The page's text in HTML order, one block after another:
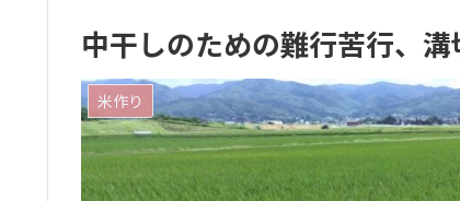
中干しのための難行苦行、溝
米作り